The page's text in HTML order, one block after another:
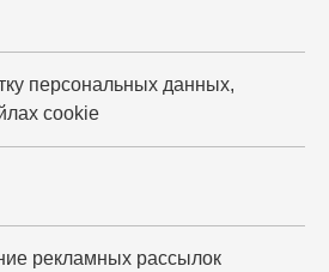
персональных данных,
cookie
рекламных рассылок